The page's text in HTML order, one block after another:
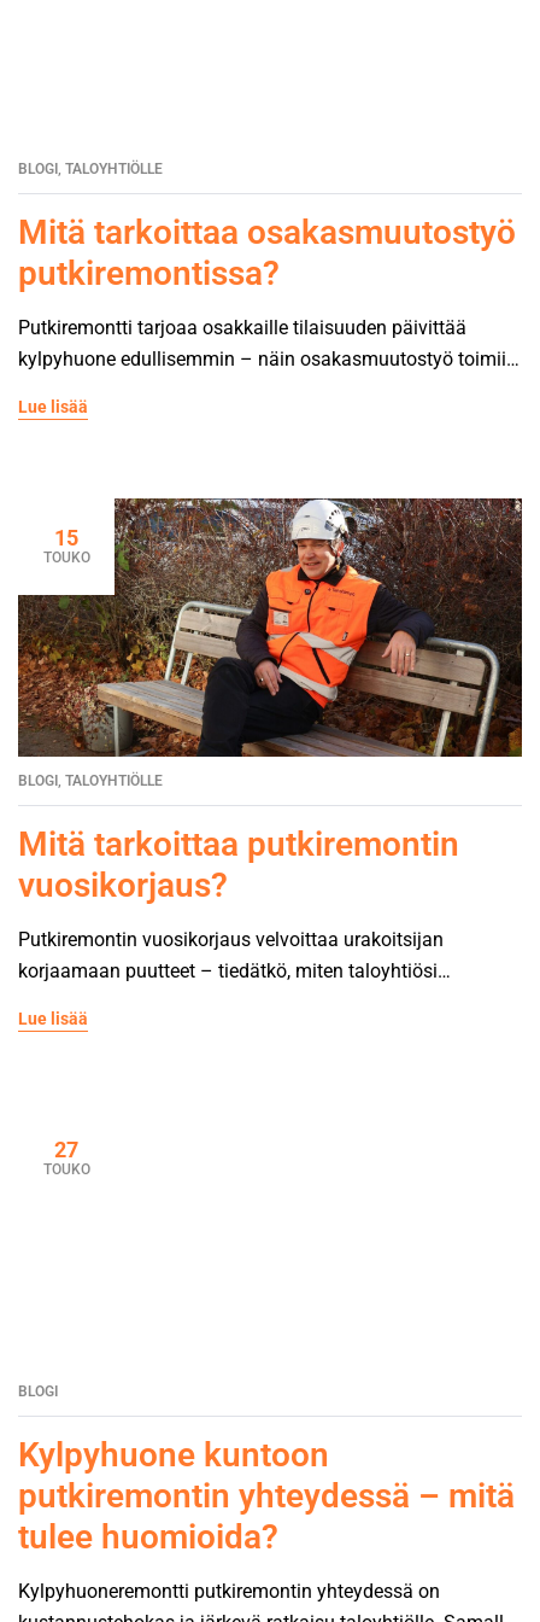
BLOGI , TALOYHTIÖLLE
Mitä tarkoittaa osakasmuutostyö
putkiremontissa?
Putkiremontti tarjoaa osakkaille tilaisuuden päivittää
kylpyhuone edullisemmin – näin osakasmuutostyö toimii
Lue lisää
15
TOUKO
BLOGI TALOYHTIÖLLE
Mitä tarkoittaa putkiremontin
vuosikorjaus?
Putkiremontin vuosikorjaus velvoittaa urakoitsijan
korjaamaan puutteet – tiedätkö, miten taloyhtiösi
Lue lisää
27
TOUKO
BLOGI
Kylpyhuone kuntoon
putkiremontin yhteydessä – mitä
tulee huomioida?
Kylpyhuoneremontti putkiremontin yhteydessä on